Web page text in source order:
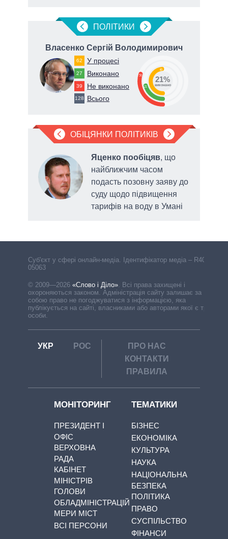
ПОЛIТИКИ
Власенко Сергій Володимирович
62 У процесі
27 Виконано
39 Не виконано
128 Всього
30
21
49
21%
виконано
ОБІЦЯНКИ ПОЛІТИКІВ
Яценко пообіцяв, що
найближчим часом
подасть позовну заяву до
суду щодо підвищення
тарифів на воду в Умані
Cуб'єкт у сфері онлайн-медіа. Ідентифікатор медіа – R40-
05063
© 2009—2026 «Слово і Діло». Всі права захищені і
охороняються законом. Адміністрація сайту залишає за
собою право не погоджуватися з інформацією, яка
публікується на сайті, власниками або авторами якої є треті
особи.
УКР РОС
ПРО НАС
КОНТАКТИ
ПРАВИЛА
МОНІТОРИНГ
ПРЕЗИДЕНТ І
ОФІС
ВЕРХОВНА
РАДА
КАБІНЕТ
МІНІСТРІВ
ГОЛОВИ
ОБЛАДМІНІСТРАЦІЙ
МЕРИ МІСТ
ВСІ ПЕРСОНИ
ТЕМАТИКИ
БІЗНЕС
ЕКОНОМІКА
КУЛЬТУРА
НАУКА
НАЦІОНАЛЬНА
БЕЗПЕКА
ПОЛІТИКА
ПРАВО
СУСПІЛЬСТВО
ФІНАНСИ